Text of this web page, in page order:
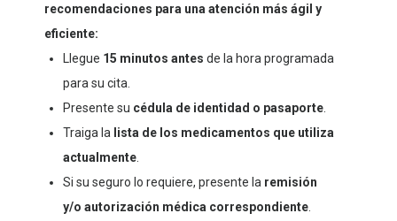
recomendaciones para una atención más ágil y
eficiente:
Llegue 15 minutos antes de la hora programada
para su cita.
Presente su cédula de identidad o pasaporte
Traiga la lista de los medicamentos que utiliza
actualmente
Si su seguro lo requiere, presente la remisión
y/o autorización médica correspondiente